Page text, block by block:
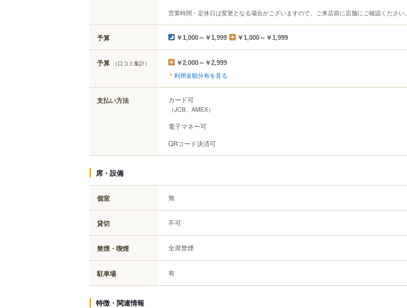
営業時間・定休日は変更となる場合がございますので、ご来店前に店舗にご確認ください。
予算 ￥1,000～￥1,999 ￥1,000～￥1,999
予算 （口コミ集計） ￥2,000～￥2,999
利用金額分布を見る
支払い方法 カード可
（JCB、AMEX）
電子マネー可
QRコード決済可
席・設備
個室 無
貸切 不可
禁煙・喫煙 全席禁煙
駐車場 有
特徴・関連情報